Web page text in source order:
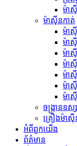
ម៉ាស៊ី
ម៉ាស៊ីនកាត់
ម៉ា
ម៉ា
ម៉ា
ម៉ា
ម៉ាស៊ី
ម៉ាស៊ី
ម៉ា
ចង្ក្រានឧស្
គ្រឿងម៉ាស៊ី
អំពីពួកយើង
ព័ត៌មាន